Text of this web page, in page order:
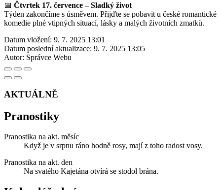
📅 Čtvrtek 17. července – Sladký život
Týden zakončíme s úsměvem. Přijďte se pobavit u české romantické
komedie plné vtipných situací, lásky a malých životních zmatků.
Datum vložení: 9. 7. 2025 13:01
Datum poslední aktualizace: 9. 7. 2025 13:05
Autor: Správce Webu
AKTUÁLNĚ
Pranostiky
Pranostika na akt. měsíc
Když je v srpnu ráno hodně rosy, mají z toho radost vosy.
Pranostika na akt. den
Na svatého Kajetána otvírá se stodol brána.